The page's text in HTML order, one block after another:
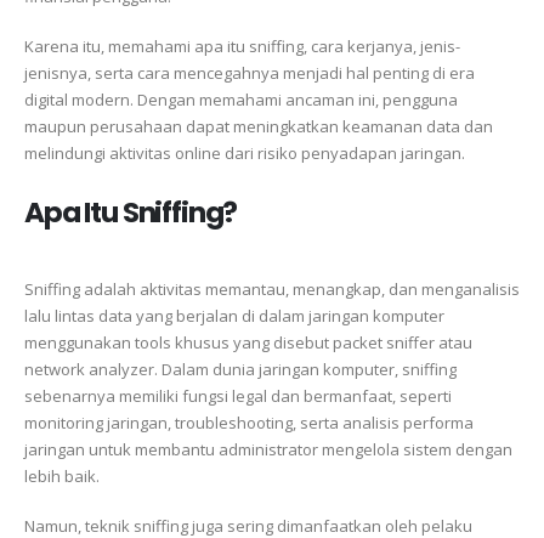
Karena itu, memahami apa itu sniffing, cara kerjanya, jenis-
jenisnya, serta cara mencegahnya menjadi hal penting di era
digital modern. Dengan memahami ancaman ini, pengguna
maupun perusahaan dapat meningkatkan keamanan data dan
melindungi aktivitas online dari risiko penyadapan jaringan.
Apa Itu Sniffing?
Sniffing adalah aktivitas memantau, menangkap, dan menganalisis
lalu lintas data yang berjalan di dalam jaringan komputer
menggunakan tools khusus yang disebut packet sniffer atau
network analyzer. Dalam dunia jaringan komputer, sniffing
sebenarnya memiliki fungsi legal dan bermanfaat, seperti
monitoring jaringan, troubleshooting, serta analisis performa
jaringan untuk membantu administrator mengelola sistem dengan
lebih baik.
Namun, teknik sniffing juga sering dimanfaatkan oleh pelaku